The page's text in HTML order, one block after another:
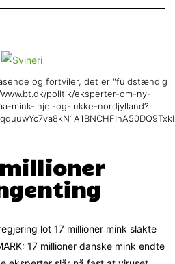
og fortviler, det er "fuldstændig
politik/eksperter-om-ny-
mink-ihjel-og-lukke-nordjylland?
lot 17 millioner mink slakte
17 millioner danske mink endte